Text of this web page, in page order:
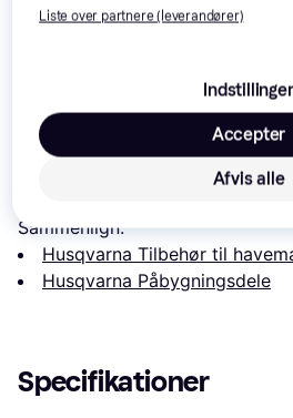
WA0860
20
Læs om produktet
Husqvarna
Sammenlign:
Husqvarna Tilbehør til
Husqvarna Påbygningsdele
Specifikationer
Liste over partnere (leverandører)
Indstillinger
Afvis alle
Accepter